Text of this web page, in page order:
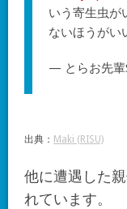
いう寄生虫が
ないほうがい
— とらお先輩
出典： Maki (RISU)
他に遭遇した
れています。